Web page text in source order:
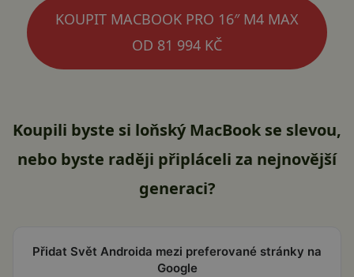
KOUPIT MACBOOK PRO 16″ M4 MAX
OD 81 994 KČ
Koupili byste si loňský MacBook se slevou,
nebo byste raději připláceli za nejnovější
generaci?
Přidat Svět Androida mezi preferované stránky na
Google